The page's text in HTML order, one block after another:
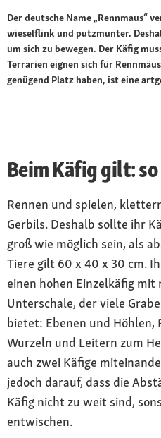
Der deutsche Name „Rennmaus“
wieselflink und putzmunter.
um sich zu bewegen. Der Käfig
Terrarien eignen sich für
genügend Platz haben, ist eine
Beim Käfig gilt:
Rennen und spielen,
Gerbils. Deshalb sollte ihr
groß wie möglich sein, als
Tiere gilt 60 x 40 x 30 cm.
einen hohen Einzelkäfig
Unterschale, der viele
bietet: Ebenen und Höhlen,
Wurzeln und Leitern zum
auch zwei Käfige
jedoch darauf, dass die
Käfig nicht zu weit sind,
entwischen.